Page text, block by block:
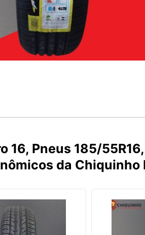
16, Pneus 185/
da Chiquinho